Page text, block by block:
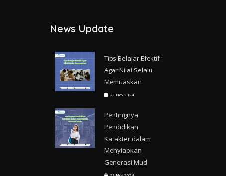
News Update
Tips Belajar Efektif :
Agar Nilai Selalu
Memuaskan
22 Nov 2024
Pentingnya
Pendidikan
Karakter dalam
Menyiapkan
Generasi Mud
22 Nov 2024